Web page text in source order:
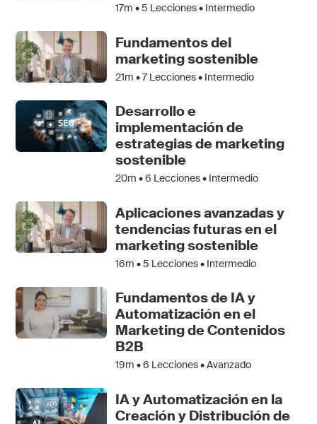
17m •5 Lecciones • Intermedio
Fundamentos del
marketing sostenible
21m •7Lecciones • Intermedio
Desarrollo e
implementación de
estrategias de marketing
sostenible
20m •6 Lecciones • Intermedio
Aplicaciones avanzadas y
tendencias futuras en el
marketing sostenible
16m •5 Lecciones • Intermedio
Fundamentos de IA y
Automatización en el
Marketing de Contenidos
B2B
19m •6 Lecciones • Avanzado
IA y Automatización en la
Creación y Distribución de